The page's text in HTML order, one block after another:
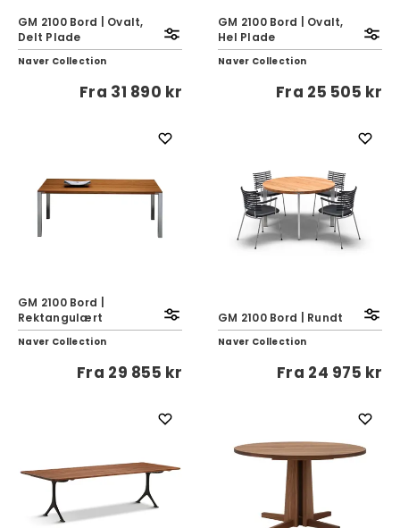
GM 2100 Bord | Ovalt,
Delt Plade
Naver Collection
Fra 31 890 kr
GM 2100 Bord | Ovalt,
Hel Plade
Naver Collection
Fra 25 505 kr
GM 2100 Bord |
Rektangulært
Naver Collection
Fra 29 855 kr
GM 2100 Bord | Rundt
Naver Collection
Fra 24 975 kr